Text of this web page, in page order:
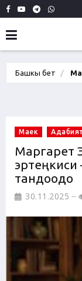
Башкы бет
Маек
Маргарет
тандоодо
30.11.2025